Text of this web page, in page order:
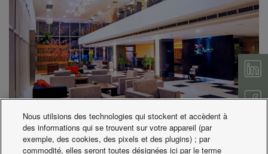
Nous utilsions des technologies qui stockent et accèdent à
des informations qui se trouvent sur votre appareil (par
exemple, des cookies, des pixels et des plugins) ; par
commodité, elles seront toutes désignées ici par le terme